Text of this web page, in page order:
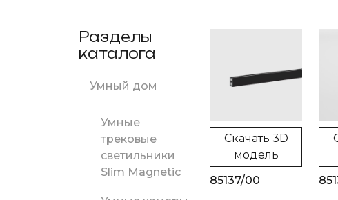
Разделы
каталога
Умный дом
Умные
трековые
светильники
Slim Magnetic
Скачать 3D
модель
85137/00